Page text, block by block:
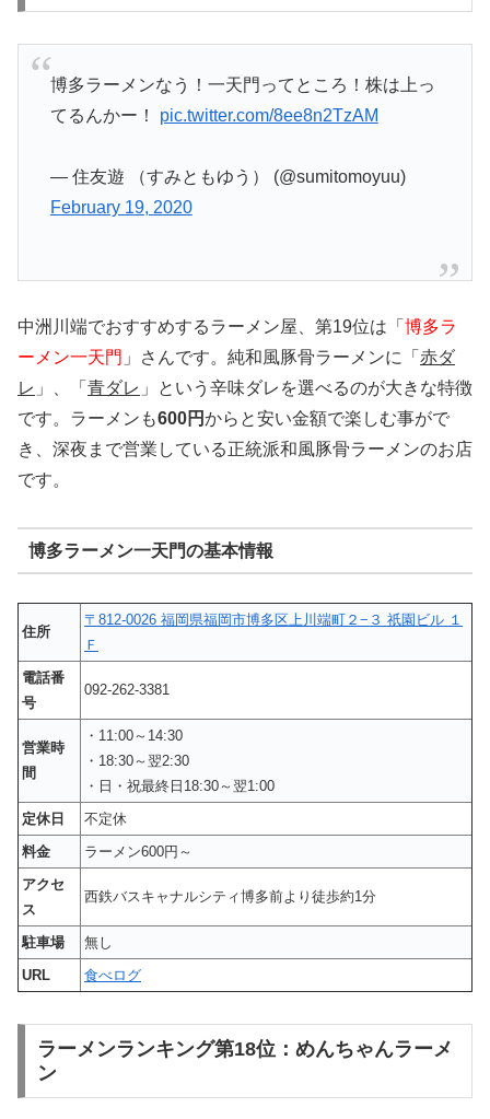
博多ラーメンなう！一天門ってところ！株は上っ
てるんかー！ pic.twitter.com/8ee8n2TzAM
— 住友遊 （すみともゆう） (@sumitomoyuu)
February 19, 2020
中洲川端でおすすめするラーメン屋、第19位は「 博多ラ
ーメン一天門 」さんです。純和風豚骨ラーメンに「 赤ダ
レ 」、「 青ダレ 」という辛味ダレを選べるのが大きな特徴
です。ラーメンも600円からと安い金額で楽しむ事がで
き、深夜まで営業している正統派和風豚骨ラーメンのお店
です。
博多ラーメン一天門の基本情報
住所
〒812-0026 福岡県福岡市博多区上川端町２−３ 祇園ビル １
Ｆ
電話番
号
092-262-3381
営業時
間
・11:00～14:30
・18:30～翌2:30
・日・祝最終日18:30～翌1:00
定休日
不定休
料金
ラーメン600円～
アクセ
ス
西鉄バスキャナルシティ博多前より徒歩約1分
駐車場
無し
URL
食べログ
ラーメンランキング第18位：めんちゃんラーメ
ン